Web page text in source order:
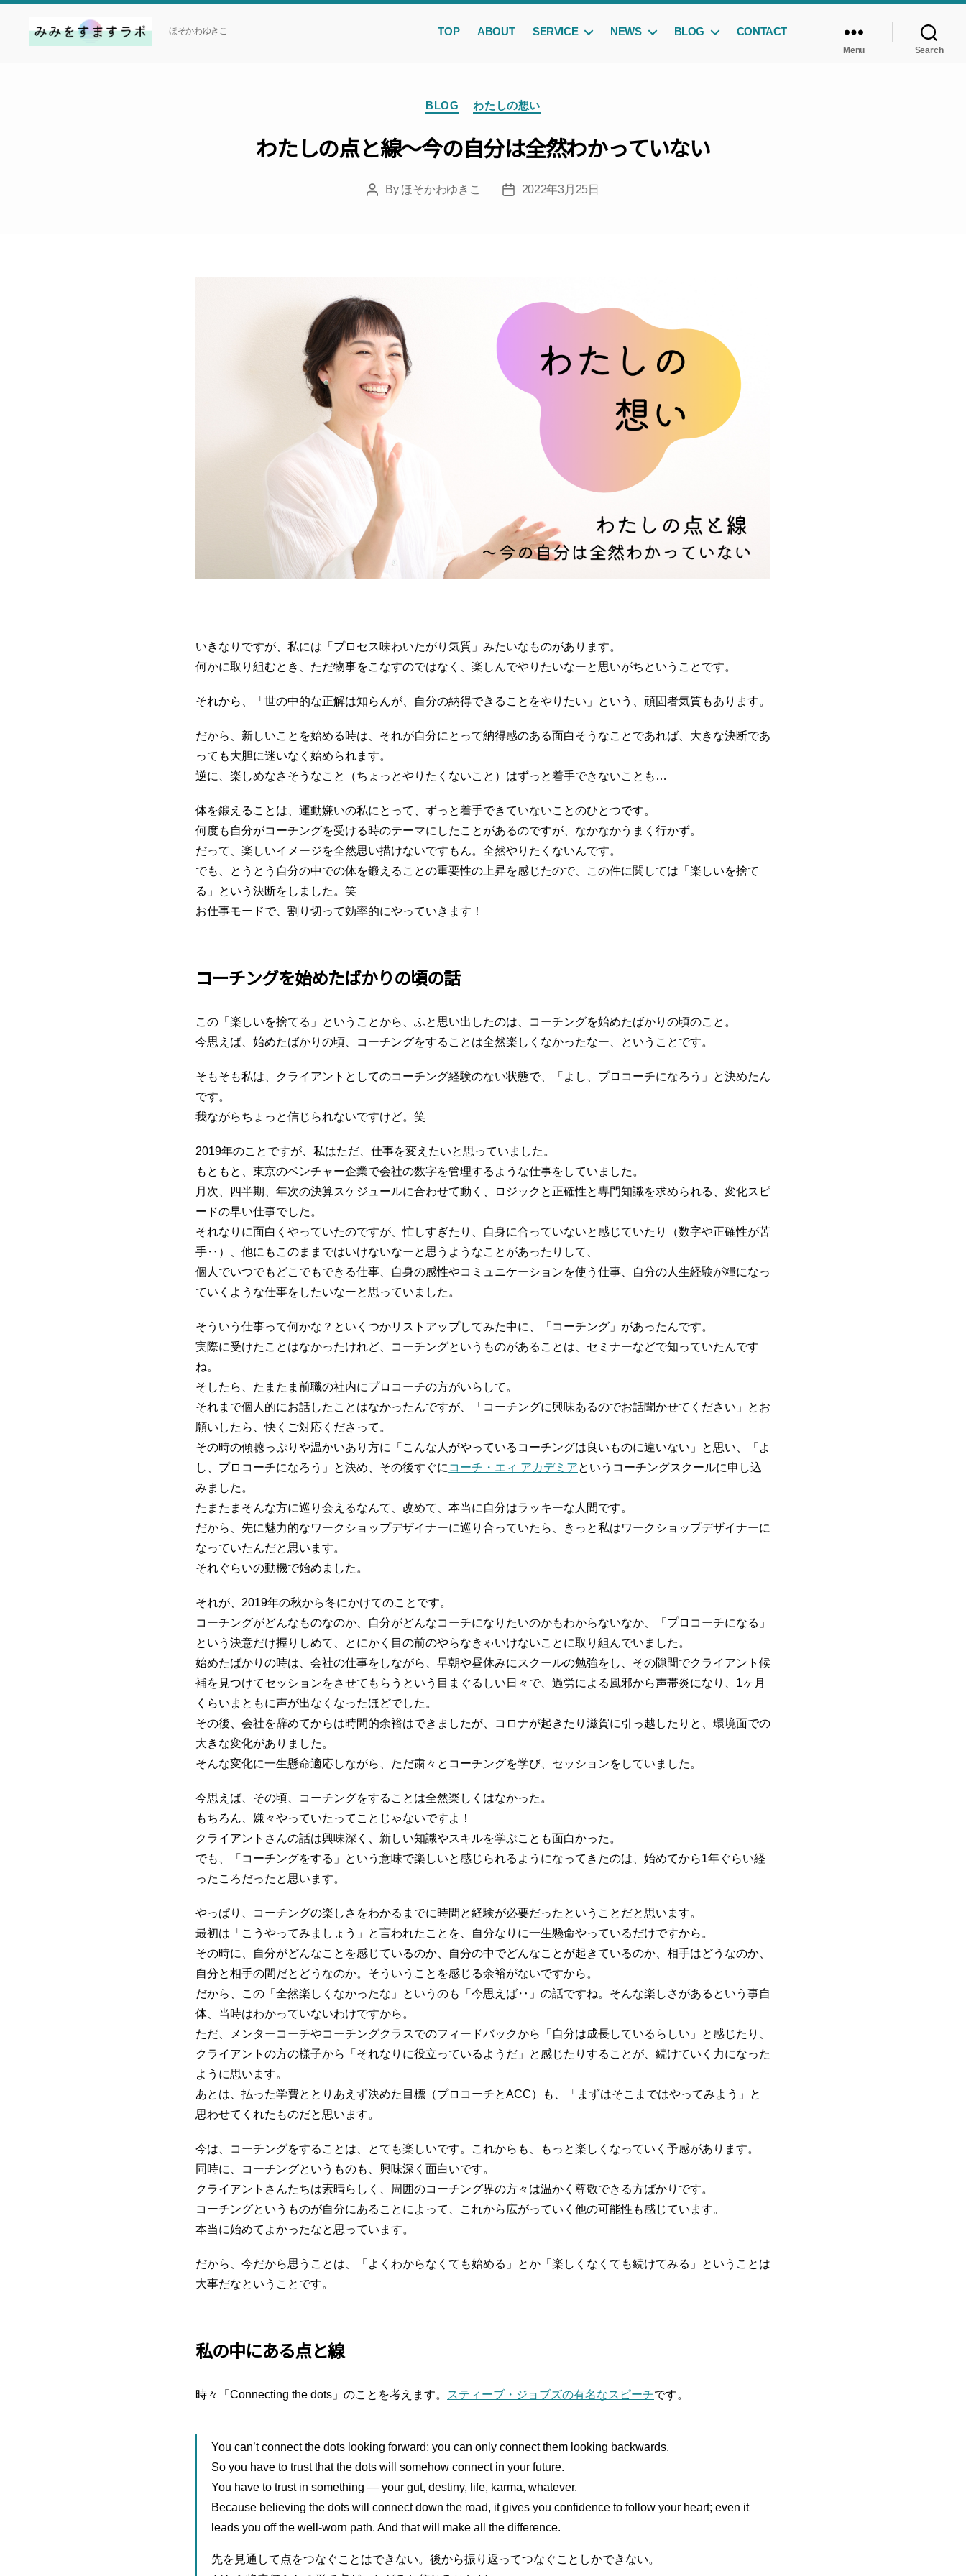
ほそかわゆきこ TOP ABOUT SERVICE NEWS BLOG CONTACT
Menu Search
Categories
BLOG わたしの想い
わたしの点と線〜今の自分は全然わかっていない
PostBy ほそかわゆきこ
Post2022年3月25日
いきなりですが、私には「プロセス味わいたがり気質」みたいなものがあります。
何かに取り組むとき、ただ物事をこなすのではなく、楽しんでやりたいなーと思いがちということです。
それから、「世の中的な正解は知らんが、自分の納得できることをやりたい」という、頑固者気質もあります。
だから、新しいことを始める時は、それが自分にとって納得感のある面白そうなことであれば、大きな決断であ
っても大胆に迷いなく始められます。
逆に、楽しめなさそうなこと（ちょっとやりたくないこと）はずっと着手できないことも…
体を鍛えることは、運動嫌いの私にとって、ずっと着手できていないことのひとつです。
何度も自分がコーチングを受ける時のテーマにしたことがあるのですが、なかなかうまく行かず。
だって、楽しいイメージを全然思い描けないですもん。全然やりたくないんです。
でも、とうとう自分の中での体を鍛えることの重要性の上昇を感じたので、この件に関しては「楽しいを捨て
る」という決断をしました。笑
お仕事モードで、割り切って効率的にやっていきます！
コーチングを始めたばかりの頃の話
この「楽しいを捨てる」ということから、ふと思い出したのは、コーチングを始めたばかりの頃のこと。
今思えば、始めたばかりの頃、コーチングをすることは全然楽しくなかったなー、ということです。
そもそも私は、クライアントとしてのコーチング経験のない状態で、「よし、プロコーチになろう」と決めたん
です。
我ながらちょっと信じられないですけど。笑
2019年のことですが、私はただ、仕事を変えたいと思っていました。
もともと、東京のベンチャー企業で会社の数字を管理するような仕事をしていました。
月次、四半期、年次の決算スケジュールに合わせて動く、ロジックと正確性と専門知識を求められる、変化スピ
ードの早い仕事でした。
それなりに面白くやっていたのですが、忙しすぎたり、自身に合っていないと感じていたり（数字や正確性が苦
手‥）、他にもこのままではいけないなーと思うようなことがあったりして、
個人でいつでもどこでもできる仕事、自身の感性やコミュニケーションを使う仕事、自分の人生経験が糧になっ
ていくような仕事をしたいなーと思っていました。
そういう仕事って何かな？といくつかリストアップしてみた中に、「コーチング」があったんです。
実際に受けたことはなかったけれど、コーチングというものがあることは、セミナーなどで知っていたんです
ね。
そしたら、たまたま前職の社内にプロコーチの方がいらして。
それまで個人的にお話したことはなかったんですが、「コーチングに興味あるのでお話聞かせてください」とお
願いしたら、快くご対応くださって。
その時の傾聴っぷりや温かいあり方に「こんな人がやっているコーチングは良いものに違いない」と思い、「よ
し、プロコーチになろう」と決め、その後すぐに コーチ・エィ アカデミアというコーチングスクールに申し込
みました。
たまたまそんな方に巡り会えるなんて、改めて、本当に自分はラッキーな人間です。
だから、先に魅力的なワークショップデザイナーに巡り合っていたら、きっと私はワークショップデザイナーに
なっていたんだと思います。
それぐらいの動機で始めました。
それが、2019年の秋から冬にかけてのことです。
コーチングがどんなものなのか、自分がどんなコーチになりたいのかもわからないなか、「プロコーチになる」
という決意だけ握りしめて、とにかく目の前のやらなきゃいけないことに取り組んでいました。
始めたばかりの時は、会社の仕事をしながら、早朝や昼休みにスクールの勉強をし、その隙間でクライアント候
補を見つけてセッションをさせてもらうという目まぐるしい日々で、過労による風邪から声帯炎になり、1ヶ月
くらいまともに声が出なくなったほどでした。
その後、会社を辞めてからは時間的余裕はできましたが、コロナが起きたり滋賀に引っ越したりと、環境面での
大きな変化がありました。
そんな変化に一生懸命適応しながら、ただ粛々とコーチングを学び、セッションをしていました。
今思えば、その頃、コーチングをすることは全然楽しくはなかった。
もちろん、嫌々やっていたってことじゃないですよ！
クライアントさんの話は興味深く、新しい知識やスキルを学ぶことも面白かった。
でも、「コーチングをする」という意味で楽しいと感じられるようになってきたのは、始めてから1年ぐらい経
ったころだったと思います。
やっぱり、コーチングの楽しさをわかるまでに時間と経験が必要だったということだと思います。
最初は「こうやってみましょう」と言われたことを、自分なりに一生懸命やっているだけですから。
その時に、自分がどんなことを感じているのか、自分の中でどんなことが起きているのか、相手はどうなのか、
自分と相手の間だとどうなのか。そういうことを感じる余裕がないですから。
だから、この「全然楽しくなかったな」というのも「今思えば‥」の話ですね。そんな楽しさがあるという事自
体、当時はわかっていないわけですから。
ただ、メンターコーチやコーチングクラスでのフィードバックから「自分は成長しているらしい」と感じたり、
クライアントの方の様子から「それなりに役立っているようだ」と感じたりすることが、続けていく力になった
ように思います。
あとは、払った学費ととりあえず決めた目標（プロコーチとACC）も、「まずはそこまではやってみよう」と
思わせてくれたものだと思います。
今は、コーチングをすることは、とても楽しいです。これからも、もっと楽しくなっていく予感があります。
同時に、コーチングというものも、興味深く面白いです。
クライアントさんたちは素晴らしく、周囲のコーチング界の方々は温かく尊敬できる方ばかりです。
コーチングというものが自分にあることによって、これから広がっていく他の可能性も感じています。
本当に始めてよかったなと思っています。
だから、今だから思うことは、「よくわからなくても始める」とか「楽しくなくても続けてみる」ということは
大事だなということです。
私の中にある点と線
時々「Connecting the dots」のことを考えます。 スティーブ・ジョブズの有名なスピーチです。
You can’t connect the dots looking forward; you can only connect them looking backwards.
So you have to trust that the dots will somehow connect in your future.
You have to trust in something — your gut, destiny, life, karma, whatever.
Because believing the dots will connect down the road, it gives you confidence to follow your heart; even it
leads you off the well-worn path. And that will make all the difference.
先を見通して点をつなぐことはできない。後から振り返ってつなぐことしかできない。